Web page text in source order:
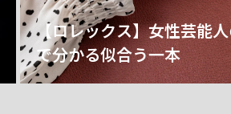
【ロレックス】女性芸能
で分かる似合う一本